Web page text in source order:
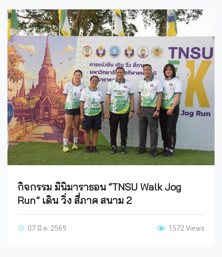
กิจกรรม มินิมาราธอน “TNSU Walk Jog
Run” เดิน วิ่ง สี่ภาค สนาม 2
07 มี.ค. 2569 1572 Views